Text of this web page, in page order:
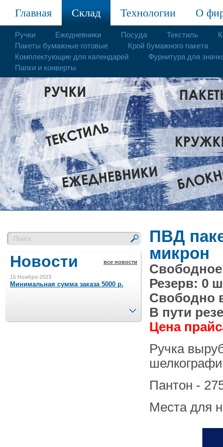
Главная Склад Технологии О
Ручки Ежедневники Посуда Текстиль
Пакеты бумажные готовые
Крой бумажного пакета
Комплектующие для календарей
Фурнитура для
Папки и конверты
Новости все новости
15 Ноября 2023
Минимальная сумма заказа 5000 р.
Шляпные коробочки производим
След.
ПВД
микрон
Свободное
Резерв: 0
Свободно
В пути
Цена
Ручка
Пантон -
Места для